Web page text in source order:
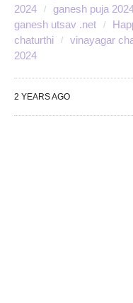
2024
ganesh puja
ganesh utsav .net
chaturthi
vinayagar
2024
2 YEARS AGO